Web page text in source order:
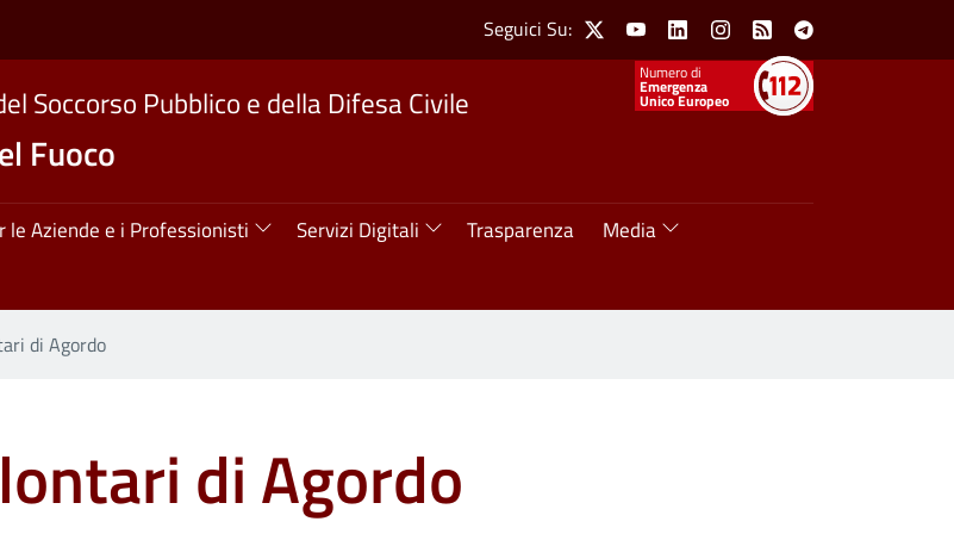
Social Menu
Seguici Su: X YoutubeLinkedinInstagram
Feed Telegram
Numeri utili
Emergenza
Unico Europeo
Soccorso Pubblico e della Difesa Civile
Fuoco
le Aziende e i Professionisti Servizi Digitali Trasparenza
Media
di Agordo
di Agordo